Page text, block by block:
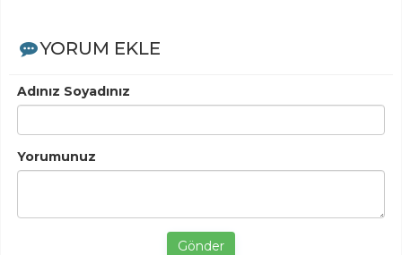
YORUM EKLE
Adınız Soyadınız
Yorumunuz
Gönder